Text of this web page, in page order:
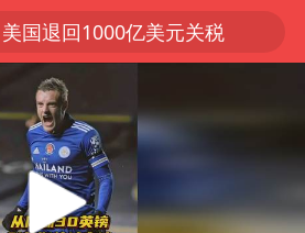
美国退回1000亿美元关税
探寻“技能+”促就业创业新路
38岁山东财大教授刘海明逝世